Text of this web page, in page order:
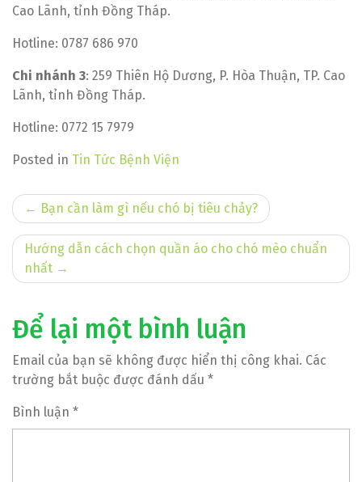
Cao Lãnh, tỉnh Đồng Tháp.
Hotline: 0787 686 970
Chi nhánh 3: 259 Thiên Hộ Dương, P. Hòa Thuận, TP. Cao
Lãnh, tỉnh Đồng Tháp.
Hotline: 0772 15 7979
Posted in Tin Tức Bệnh Viện
Điều
hướng
bài
Bạn cần làm gì nếu chó bị tiêu chảy?
Hướng dẫn cách chọn quần áo cho chó mèo chuẩn
nhất
Để lại một bình luận
Email của bạn sẽ không được hiển thị công khai. Các
trường bắt buộc được đánh dấu *
Bình luận *